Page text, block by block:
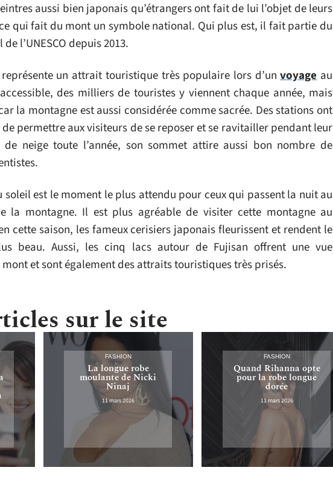
aussi bien japonais qu’étrangers ont fait de lui l’objet de leurs
qui fait du mont un symbole national. Qui plus est, il fait partie du
l’UNESCO depuis 2013.
un attrait touristique très populaire lors d’unvoyageau
des milliers de touristes y viennent chaque année, mais
la montagne est aussi considérée comme sacrée. Des stations ont
permettre aux visiteurs de se reposer et se ravitailler pendant leur
de neige toute l’année, son sommet attire aussi bon nombre de
soleil est le moment le plus attendu pour ceux qui passent la nuit au
la montagne. Il est plus agréable de visiter cette montagne au
cette saison, les fameux cerisiers japonais fleurissent et rendent le
beau. Aussi, les cinq lacs autour de Fujisan offrent une vue
et sont également des attraits touristiques très prisés.
sur le site
FASHION
La longue robe
moulante de Nicki
Ninaj
11 mars 2026
FASHION
Quand Rihanna opte
pour la robe longue
dorée
11 mars 2026